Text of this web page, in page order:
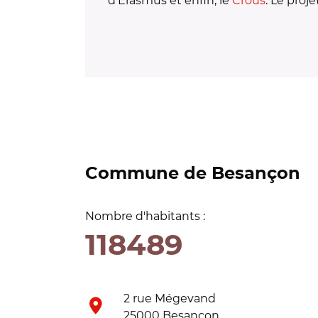
Commune de Besançon
Nombre d'habitants :
118489
2 rue Mégevand